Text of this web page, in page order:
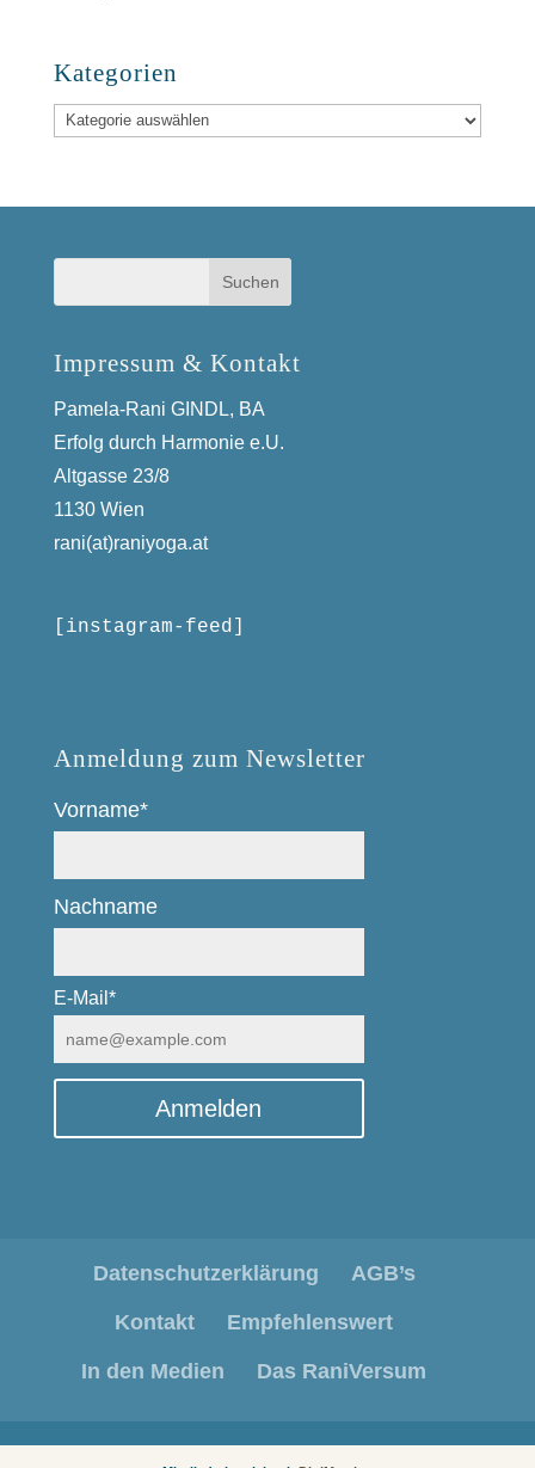
Kategorien
Kategorien
Impressum & Kontakt
Pamela-Rani GINDL, BA
Erfolg durch Harmonie e.U.
Altgasse 23/8
1130 Wien
rani(at)raniyoga.at
[instagram-feed]
Anmeldung zum Newsletter
Vorname*
Nachname
E-Mail*
Anmelden
Datenschutzerklärung AGB’s
Kontakt Empfehlenswert
In den Medien Das RaniVersum